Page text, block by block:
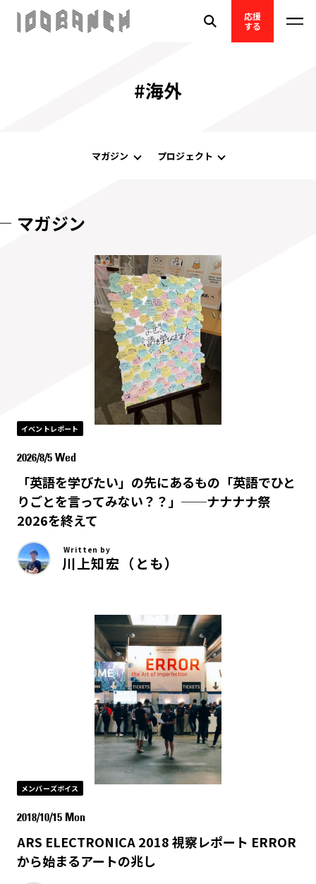
応援
する
#海外
マガジン プロジェクト
マガジン
イベントレポート
2026/8/5 Wed
「英語を学びたい」の先にあるもの「英語でひと
りごとを言ってみない？？」──ナナナナ祭
2026を終えて
Written by
川上知宏（とも）
メンバーズボイス
2018/10/15 Mon
ARS ELECTRONICA 2018 視察レポート ERROR
から始まるアートの兆し